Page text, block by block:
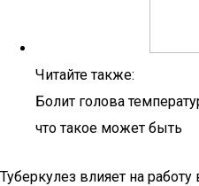
Читайте также:
Болит голова
что такое может быть
Туберкулез влияет на работу